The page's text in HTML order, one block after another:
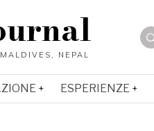
ESPERIENZE